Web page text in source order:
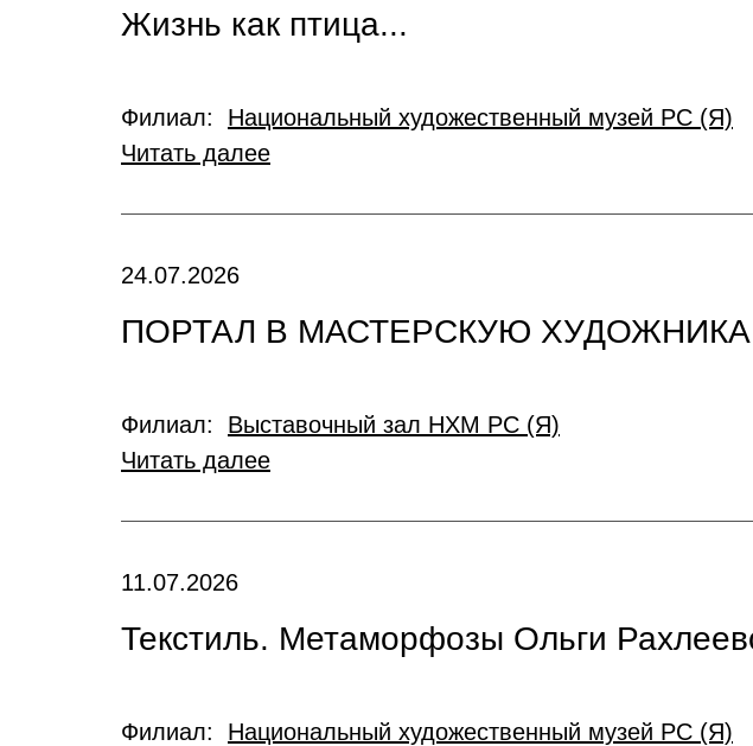
Жизнь как птица...
Филиал: Национальный художественный музей РС (Я)
Читать далее
24.07.2026
ПОРТАЛ В МАСТЕРСКУЮ ХУДОЖНИКА
Филиал: Выставочный зал НХМ РС (Я)
Читать далее
11.07.2026
Текстиль. Метаморфозы Ольги
Филиал: Национальный художественный музей РС (Я)